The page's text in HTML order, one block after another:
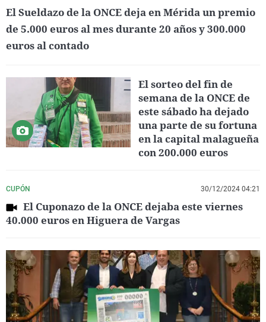
El Sueldazo de la ONCE deja en Mérida un premio
de 5.000 euros al mes durante 20 años y 300.000
euros al contado
El sorteo del fin de
semana de la ONCE de
este sábado ha dejado
una parte de su fortuna
en la capital malagueña
con 200.000 euros
CUPÓN 30/12/2024 04:21
El Cuponazo de la ONCE dejaba este viernes
40.000 euros en Higuera de Vargas